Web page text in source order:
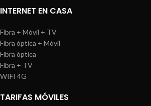
INTERNET EN CASA
Fibra + Móvil + TV
Fibra óptica + Móvil
Fibra óptica
Fibra + TV
WIFI 4G
TARIFAS MÓVILES